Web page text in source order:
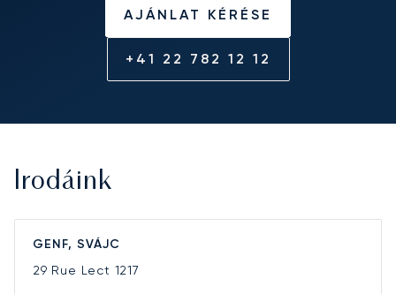
AJÁNLAT KÉRÉSE
+41 22 782 12 12
Irodáink
GENF, SVÁJC
29 Rue Lect 1217